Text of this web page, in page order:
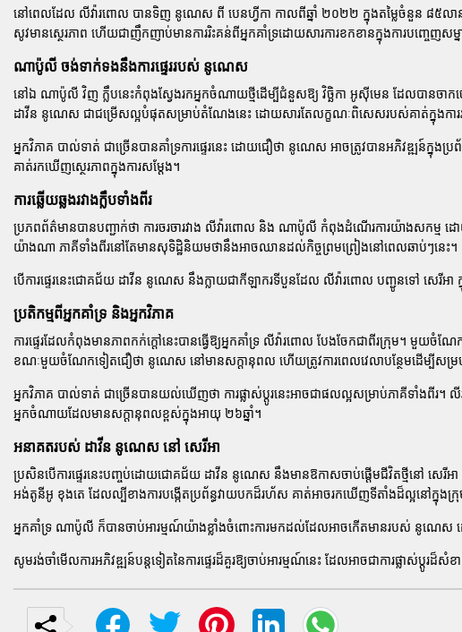
នៅពេលដែល លីវ៉ារពោល បានទិញ នូណេស ពី បេនហ្វីកា កាលពីឆ្នាំ ២០២២ ក្នុងតម្លៃចំនួន ៨៥លា
សូវមានស្ថេរភាព ហើយជាញឹកញាប់មានការរិះគន់ពីអ្នកគាំទ្រដោយសារការខកខានក្នុងការបញ្ចេញសម្
ណាប៉ូលី ចង់ទាក់ទងនឹងការផ្ទេររបស់ នូណេស
នៅឯ ណាប៉ូលី វិញ ក្លឹបនេះកំពុងស្វែងរកអ្នកចំណាយថ្មីដើម្បីជំនួសឱ្យវិច្ឆិកា អូស៊ីមេន ដែលបានចាក
ដាវីន នូណេស ជាជម្រើសល្អបំផុតសម្រាប់តំណែងនេះ ដោយសារតែលក្ខណៈពិសេសរបស់គាត់ក្នុងការ
អ្នកវិភាគ បាល់ទាត់ ជាច្រើនបានគាំទ្រការផ្ទេរនេះ ដោយជឿថា នូណេស អាចត្រូវបានអភិវឌ្ឍន៍ក្នុងប្រព័
គាត់រកឃើញស្ថេរភាពក្នុងការសម្តែង។
ការឆ្លើយឆ្លងរវាងក្លឹបទាំងពីរ
ប្រភពព័ត៌មានបានបញ្ជាក់ថា ការចរចារវាង លីវ៉ារពោល និង ណាប៉ូលី កំពុងដំណើរការយ៉ាងសកម្ម ដ
យ៉ាងណា ភាគីទាំងពីរនៅតែមានសុទិដ្ឋិនិយមថានឹងអាចឈានដល់កិច្ចព្រមព្រៀងនៅពេលឆាប់ៗនេះ។
បើការផ្ទេរនេះជោគជ័យ ដាវីន នូណេស នឹងក្លាយជាកីឡាករទីបួនដែល លីវ៉ារពោល បញ្ជូនទៅ សេរីអា
ប្រតិកម្មពីអ្នកគាំទ្រ និងអ្នកវិភាគ
ការផ្ទេរដែលកំពុងមានភាពកក់ក្តៅនេះបានធ្វើឱ្យអ្នកគាំទ្រ លីវ៉ារពោល បែងចែកជាពីរក្រុម។ មួយចំណែក
ខណៈមួយចំណែកទៀតជឿថា នូណេស នៅមានសក្តានុពល ហើយត្រូវការពេលវេលាបន្ថែមដើម្បីស
អ្នកវិភាគ បាល់ទាត់ ជាច្រើនបានយល់ឃើញថា ការផ្លាស់ប្តូរនេះអាចជាផលល្អសម្រាប់ភាគីទាំងពីរ។ លី
អ្នកចំណាយដែលមានសក្តានុពលខ្ពស់ក្នុងអាយុ ២៦ឆ្នាំ។
អនាគតរបស់ ដាវីន នូណេស នៅ សេរីអា
ប្រសិនបើការផ្ទេរនេះបញ្ចប់ដោយជោគជ័យ ដាវីន នូណេស នឹងមានឱកាសចាប់ផ្តើមជីវិតថ្មីនៅ សេរីអា
អង់តូនីអូ ខុងតេ ដែលល្បីខាងការបង្កើតប្រព័ន្ធវាយបកដ៏រហ័ស គាត់អាចរកឃើញទីតាំងដ៏ល្អនៅក្នុងក្
អ្នកគាំទ្រ ណាប៉ូលី ក៏បានចាប់អារម្មណ៍យ៉ាងខ្លាំងចំពោះការមកដល់ដែលអាចកើតមានរបស់ នូណេស
សូមរង់ចាំមើលការអភិវឌ្ឍន៍បន្តទៀតនៃការផ្ទេរដ៏គួរឱ្យចាប់អារម្មណ៍នេះ ដែលអាចជាការផ្លាស់ប្តូ